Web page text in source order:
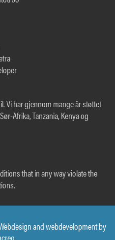
Vi har gjennom mange år støttet
Afrika, Tanzania, Kenya og
that in any way violate the
and webdevelopment by